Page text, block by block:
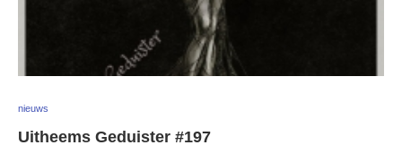
nieuws
Uitheems Geduister #197